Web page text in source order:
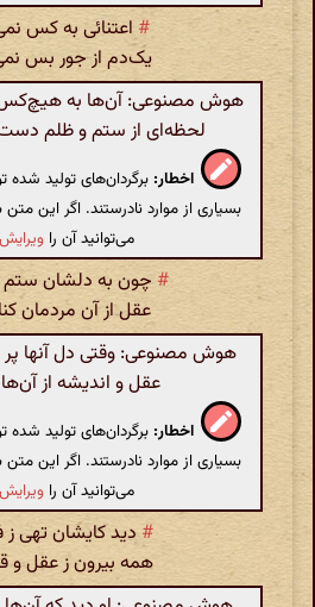
#اعتنائی به کس
یک‌دم از جور بس
هوش مصنوعی: آن‌ها به هیچ‌کس
لحظه‌ای از ستم و ظلم دست
اخطار: برگردان‌های تولید
بسیاری از موارد نادرستند. اگر این
می‌توانید آن را ویرایش
# چون به دلشان ستم
عقل از آن مردمان
هوش مصنوعی: وقتی دل آنها پر
عقل و اندیشه از
اخطار: برگردان‌های تولید
بسیاری از موارد نادرستند. اگر این
می‌توانید آن را ویرایش
# دید کایشان تهی ز
همه بیرون ز عقل و